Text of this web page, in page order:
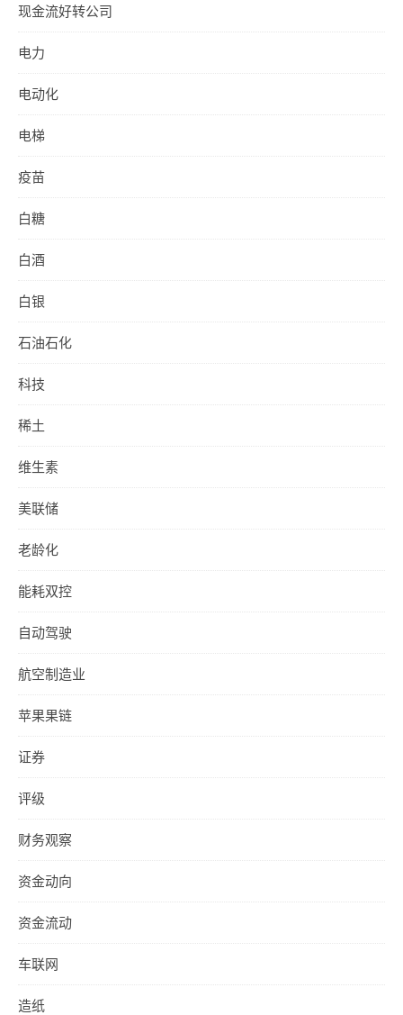
现金流好转公司
电力
电动化
电梯
疫苗
白糖
白酒
白银
石油石化
科技
稀土
维生素
美联储
老龄化
能耗双控
自动驾驶
航空制造业
苹果果链
证券
评级
财务观察
资金动向
资金流动
车联网
造纸